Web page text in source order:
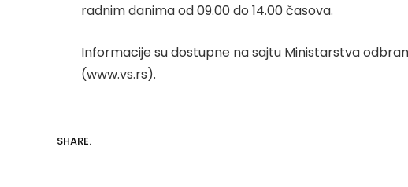
radnim danima od 09.00 do 14.00 časova.
Informacije su dostupne na sajtu Ministarstva
(www.vs.rs).
SHARE.